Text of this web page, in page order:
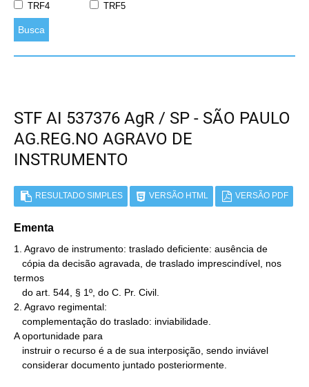
TRF4
TRF5
Busca
STF AI 537376 AgR / SP - SÃO PAULO
AG.REG.NO AGRAVO DE
INSTRUMENTO
RESULTADO SIMPLES VERSÃO HTML VERSÃO PDF
Ementa
1. Agravo de instrumento: traslado deficiente: ausência de
termos
2. Agravo regimental:
A oportunidade para
   considerar documento juntado posteriormente.